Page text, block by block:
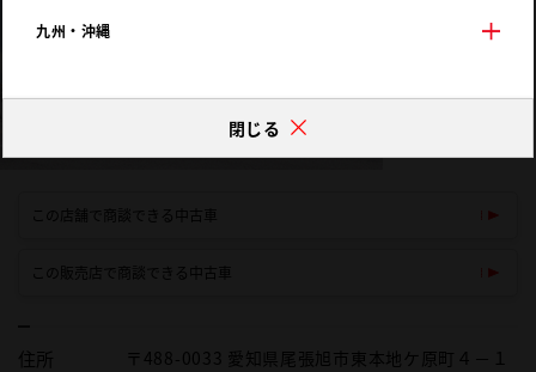
九州・沖縄
閉じる
この店舗で商談できる中古車
この販売店で商談できる中古車
住所 〒488-0033 愛知県尾張旭市東本地ケ原町４－１